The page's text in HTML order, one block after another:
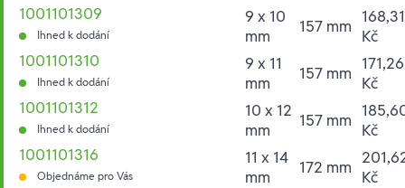
1001101309
Ihned k dodání
9 x 10
mm
157 mm 168,31
Kč
1001101310
Ihned k dodání
9 x 11
mm
157 mm 171,26
Kč
1001101312
Ihned k dodání
10 x 12
mm
157 mm Kč
1001101316
Objednáme pro Vás
11 x 14
mm
172 mm Kč